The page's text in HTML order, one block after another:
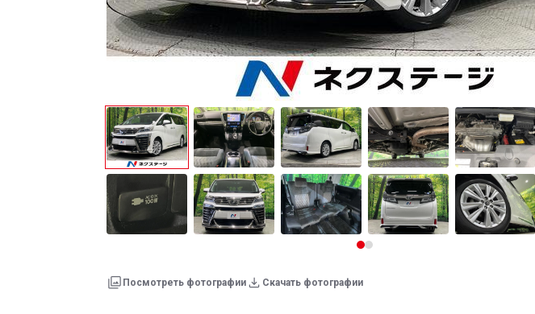
Посмотреть фотографии Скачать фотографии